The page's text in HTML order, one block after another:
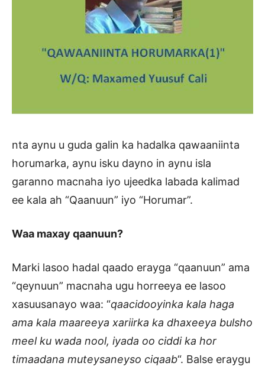
nta aynu u guda galin ka hadalka qawaaniinta
horumarka, aynu isku dayno in aynu isla
garanno macnaha iyo ujeedka labada kalimad
ee kala ah “Qaanuun” iyo “Horumar”.
Waa maxay qaanuun?
Marki lasoo hadal qaado erayga “qaanuun” ama
“qeynuun” macnaha ugu horreeya ee lasoo
xasuusanayo waa: “qaacidooyinka kala haga
ama kala maareeya xariirka ka dhaxeeya bulsho
meel ku wada nool, iyada oo ciddi ka hor
timaadana muteysaneyso ciqaab“. Balse eraygu